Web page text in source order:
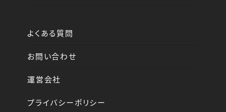
よくある質問
お問い合わせ
運営会社
プライバシーポリシー